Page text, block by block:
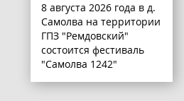
8 августа 2026 года в д.
Самолва на территории
ГПЗ "Ремдовский"
состоится фестиваль
"Самолва 1242"